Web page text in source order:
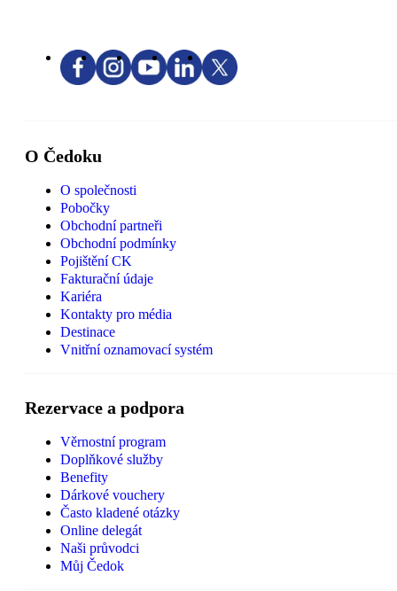
O Čedoku
O společnosti
Pobočky
Obchodní partneři
Obchodní podmínky
Pojištění CK
Fakturační údaje
Kariéra
Kontakty pro média
Destinace
Vnitřní oznamovací systém
Rezervace a podpora
Věrnostní program
Doplňkové služby
Benefity
Dárkové vouchery
Často kladené otázky
Online delegát
Naši průvodci
Můj Čedok